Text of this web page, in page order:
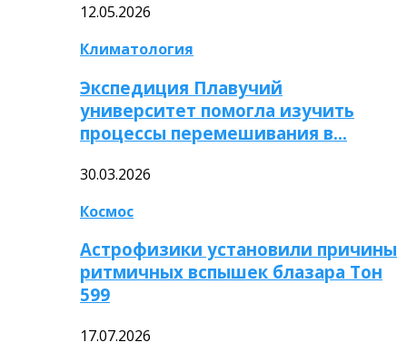
12.05.2026
Климатология
Экспедиция Плавучий
университет помогла изучить
процессы перемешивания в…
30.03.2026
Космос
Астрофизики установили причины
ритмичных вспышек блазара Тон
599
17.07.2026